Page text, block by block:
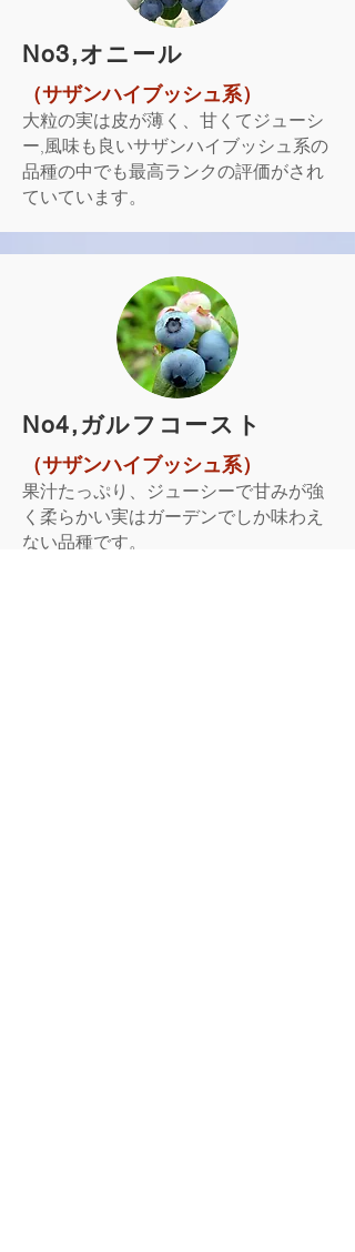
​No3,オニール
（サザンハイブッシュ系）
大粒の実は皮が薄く、甘くてジューシ
ー,風味も良いサザンハイブッシュ系の
品種の中でも最高ランクの評価がされ
ていています。
​No4,ガルフコースト
（サザンハイブッシュ系）
果汁たっぷり、ジューシーで甘みが強
く柔らかい実はガーデンでしか味わえ
ない品種です。